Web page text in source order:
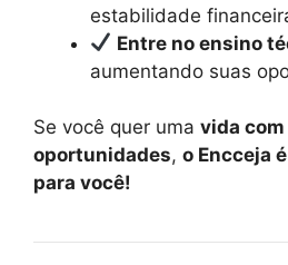
estabilidade
Entre no ensino
aumentando suas
Se você quer uma vida
oportunidades, o Encceja
para você!